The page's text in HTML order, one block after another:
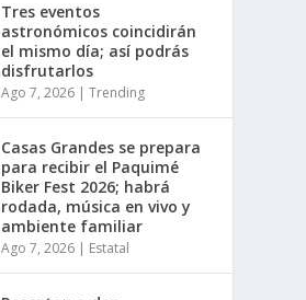
Tres eventos
astronómicos coincidirán
el mismo día; así podrás
disfrutarlos
Ago 7, 2026 |Trending
Casas Grandes se prepara
para recibir el Paquimé
Biker Fest 2026; habrá
rodada, música en vivo y
ambiente familiar
Ago 7, 2026 | Estatal